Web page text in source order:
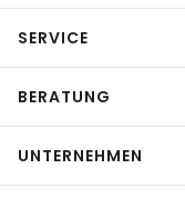
SERVICE
BERATUNG
UNTERNEHMEN